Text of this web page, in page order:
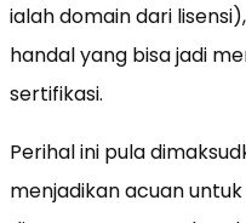
ialah domain dari
handal yang bisa jadi
sertifikasi.
Perihal ini pula
menjadikan acuan